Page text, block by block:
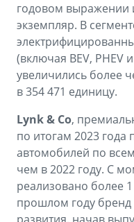
годовом выражении
экземпляр. В
(включая BEV, PHEV
увеличились более
в 354 471 единицу.
Lynk & Co,
по итогам 2023 года
автомобилей по
чем в 2022 году. С
реализовано более
прошлом году